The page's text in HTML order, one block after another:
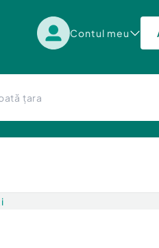
Contul meu